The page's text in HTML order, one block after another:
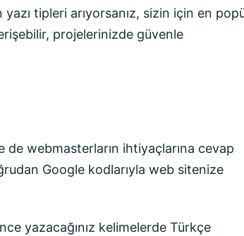
yazı tipleri arıyorsanız, sizin için en
projelerinizde güvenle
webmasterların ihtiyaçlarına cevap
Google kodlarıyla web sitenize
yazacağınız kelimelerde Türkçe